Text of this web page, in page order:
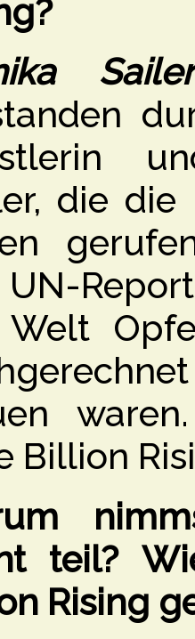
die die
Billion
teil?
Rising